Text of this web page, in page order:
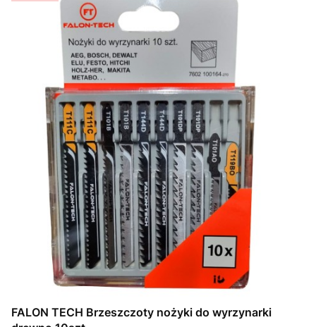
FALON TECH Brzeszczoty nożyki do wyrzynarki